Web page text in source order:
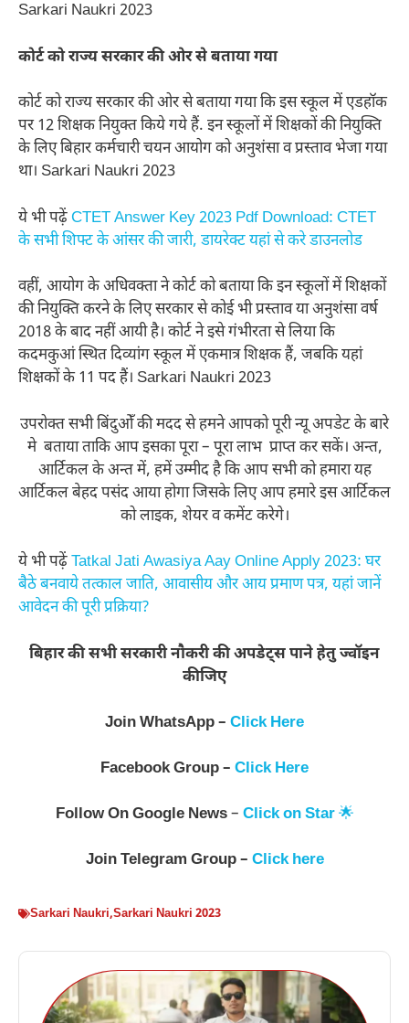
Sarkari Naukri 2023
कोर्ट को राज्य सरकार की ओर से बताया गया
कोर्ट को राज्य सरकार की ओर से बताया गया कि इस स्कूल में एडहॉक
पर 12 शिक्षक नियुक्त किये गये हैं. इन स्कूलों में शिक्षकों की नियुक्ति
के लिए बिहार कर्मचारी चयन आयोग को अनुशंसा व प्रस्ताव भेजा गया
था। Sarkari Naukri 2023
ये भी पढ़ेंCTET Answer Key 2023 Pdf Download: CTET
के सभी शिफ्ट के आंसर की जारी, डायरेक्ट यहां से करे डाउनलोड
वहीं, आयोग के अधिवक्ता ने कोर्ट को बताया कि इन स्कूलों में शिक्षकों
की नियुक्ति करने के लिए सरकार से कोई भी प्रस्ताव या अनुशंसा वर्ष
2018 के बाद नहीं आयी है। कोर्ट ने इसे गंभीरता से लिया कि
कदमकुआं स्थित दिव्यांग स्कूल में एकमात्र शिक्षक हैं, जबकि यहां
शिक्षकों के 11 पद हैं। Sarkari Naukri 2023
उपरोक्त सभी बिंदुओँ की मदद से हमने आपको पूरी न्यू अपडेट के बारे
मे बताया ताकि आप इसका पूरा – पूरा लाभ प्राप्त कर सकें। अन्त,
आर्टिकल के अन्त में, हमें उम्मीद है कि आप सभी को हमारा यह
आर्टिकल बेहद पसंद आया होगा जिसके लिए आप हमारे इस आर्टिकल
को लाइक, शेयर व कमेंट करेगे।
ये भी पढ़ेंTatkal Jati Awasiya Aay Online Apply 2023: घर
बैठे बनवाये तत्काल जाति, आवासीय और आय प्रमाण पत्र, यहां जानें
आवेदन की पूरी प्रक्रिया?
बिहार की सभी सरकारी नौकरी की अपडेट्स पाने हेतु ज्वॉइन
कीजिए
Join WhatsApp – Click Here
Facebook Group – Click Here
Follow On Google News– Click on Star🌟
Join Telegram Group – Click here
Sarkari Naukri,Sarkari Naukri 2023